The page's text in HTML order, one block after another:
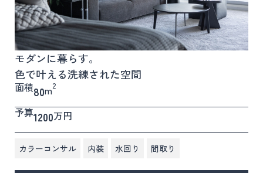
モダンに暮らす。
色で叶える洗練された空間
面積80m2
予算1200万円
カラーコンサル 内装 水回り 間取り